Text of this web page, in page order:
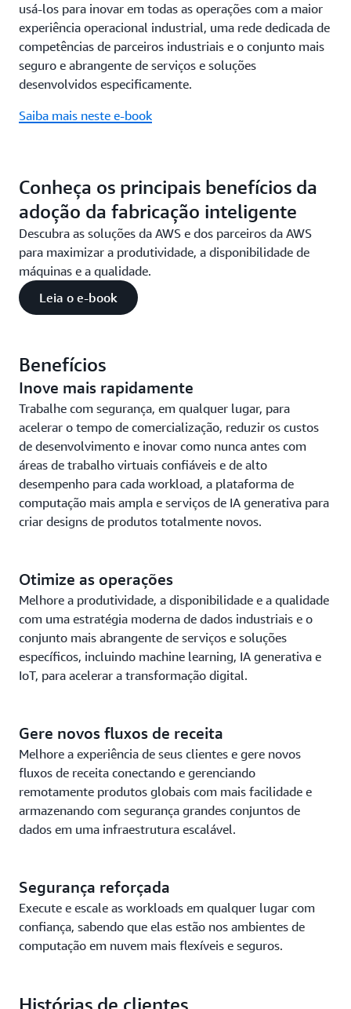
usá-los para inovar em todas as operações com a maior
experiência operacional industrial, uma rede dedicada de
competências de parceiros industriais e o conjunto mais
seguro e abrangente de serviços e soluções
desenvolvidos especificamente.
Saiba mais neste e-book
Conheça os principais benefícios da
adoção da fabricação inteligente
Descubra as soluções da AWS e dos parceiros da AWS
para maximizar a produtividade, a disponibilidade de
máquinas e a qualidade.
Leia o e-book
Benefícios
Inove mais rapidamente
Trabalhe com segurança, em qualquer lugar, para
acelerar o tempo de comercialização, reduzir os custos
de desenvolvimento e inovar como nunca antes com
áreas de trabalho virtuais confiáveis e de alto
desempenho para cada workload, a plataforma de
computação mais ampla e serviços de IA generativa para
criar designs de produtos totalmente novos.
Otimize as operações
Melhore a produtividade, a disponibilidade e a qualidade
com uma estratégia moderna de dados industriais e o
conjunto mais abrangente de serviços e soluções
específicos, incluindo machine learning, IA generativa e
IoT, para acelerar a transformação digital.
Gere novos fluxos de receita
Melhore a experiência de seus clientes e gere novos
fluxos de receita conectando e gerenciando
remotamente produtos globais com mais facilidade e
armazenando com segurança grandes conjuntos de
dados em uma infraestrutura escalável.
Segurança reforçada
Execute e escale as workloads em qualquer lugar com
confiança, sabendo que elas estão nos ambientes de
computação em nuvem mais flexíveis e seguros.
Histórias de clientes